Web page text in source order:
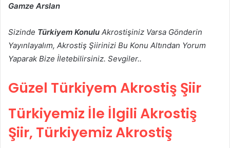
Gamze Arslan
Sizinde Türkiyem Konulu Akrostişiniz Varsa Gönderin
Yayınlayalım, Akrostiş Şiirinizi Bu Konu Altından Yorum
Yaparak Bize İletebilirsiniz. Sevgiler..
Güzel Türkiyem Akrostiş Şiir
Türkiyemiz İle İlgili Akrostiş
Şiir, Türkiyemiz Akrostiş